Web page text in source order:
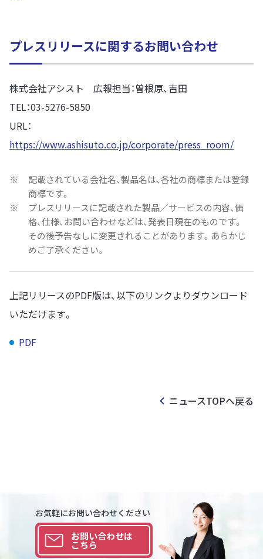
プレスリリースに関するお問い合わせ
株式会社アシスト 広報担当：曽根原、吉田
TEL：03-5276-5850
URL：
https://www.ashisuto.co.jp/corporate/press_room/
※
記載されている会社名、製品名は、各社の商標または登録
商標です。
※
プレスリリースに記載された製品／サービスの内容、価
格、仕様、お問い合わせなどは、発表日現在のものです。
その後予告なしに変更されることがあります。あらかじ
めご了承ください。
上記リリースのPDF版は、以下のリンクよりダウンロード
いただけます。
PDF
ニュースTOPへ戻る
お気軽にお問い合わせください
お問い合わせは
こちら